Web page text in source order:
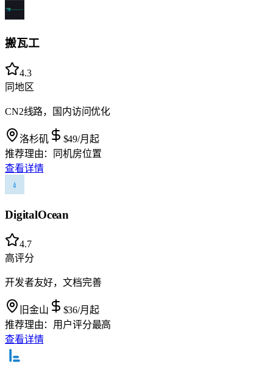
搬瓦工
4.3
同地区
CN2线路，国内访问优化
洛杉矶 $49/月起
推荐理由：
同机房位置
查看详情
DigitalOcean
4.7
高评分
开发者友好，文档完善
旧金山 $36/月起
推荐理由： 用户评分最高
查看详情